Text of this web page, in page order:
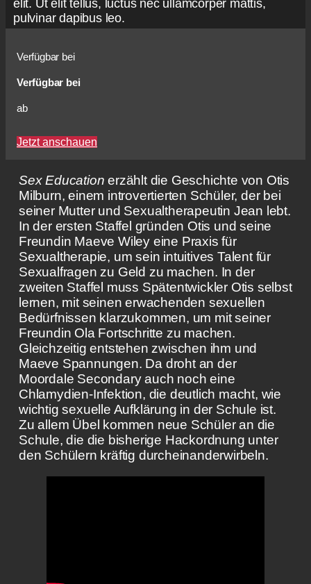
elit. Ut elit tellus, luctus nec ullamcorper mattis,
pulvinar dapibus leo.
Verfügbar bei
Verfügbar bei
ab
Jetzt anschauen
Sex Education erzählt die Geschichte von Otis
Milburn, einem introvertierten Schüler, der bei
seiner Mutter und Sexualtherapeutin Jean lebt.
In der ersten Staffel gründen Otis und seine
Freundin Maeve Wiley eine Praxis für
Sexualtherapie, um sein intuitives Talent für
Sexualfragen zu Geld zu machen. In der
zweiten Staffel muss Spätentwickler Otis selbst
lernen, mit seinen erwachenden sexuellen
Bedürfnissen klarzukommen, um mit seiner
Freundin Ola Fortschritte zu machen.
Gleichzeitig entstehen zwischen ihm und
Maeve Spannungen. Da droht an der
Moordale Secondary auch noch eine
Chlamydien-Infektion, die deutlich macht, wie
wichtig sexuelle Aufklärung in der Schule ist.
Zu allem Übel kommen neue Schüler an die
Schule, die die bisherige Hackordnung unter
den Schülern kräftig durcheinanderwirbeln.